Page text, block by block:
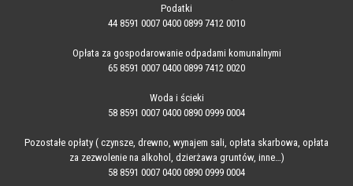
Podatki
44 8591 0007 0400 0899 7412 0010
Opłata za gospodarowanie odpadami komunalnymi
65 8591 0007 0400 0899 7412 0020
Woda i ścieki
58 8591 0007 0400 0890 0999 0004
Pozostałe opłaty ( czynsze, drewno, wynajem sali, opłata skarbowa, opłata
za zezwolenie na alkohol, dzierżawa gruntów, inne…)
58 8591 0007 0400 0890 0999 0004